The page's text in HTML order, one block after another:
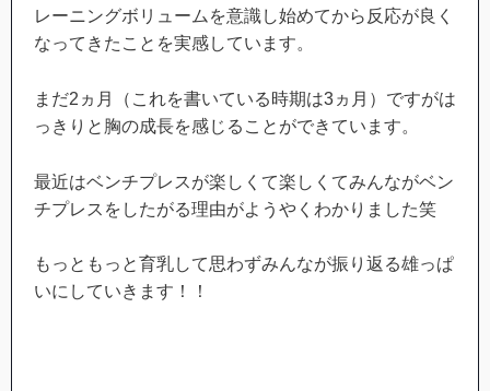
レーニングボリュームを意識し始めてから反応が良く
なってきたことを実感しています。
まだ2ヵ月（これを書いている時期は3ヵ月）ですがは
っきりと胸の成長を感じることができています。
最近はベンチプレスが楽しくて楽しくてみんながベン
チプレスをしたがる理由がようやくわかりました笑
もっともっと育乳して思わずみんなが振り返る雄っぱ
いにしていきます！！